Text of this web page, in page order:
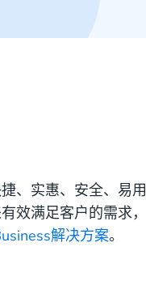
、实惠、安全、易用
效满足客户的需求，
解决方案。